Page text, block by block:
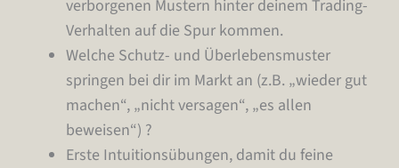
verborgenen Mustern hinter deinem Trading-
Verhalten auf die Spur kommen.
Welche Schutz- und Überlebensmuster
springen bei dir im Markt an (z.B. „wieder gut
machen“, „nicht versagen“, „es allen
beweisen“) ?
Erste Intuitionsübungen, damit du feine